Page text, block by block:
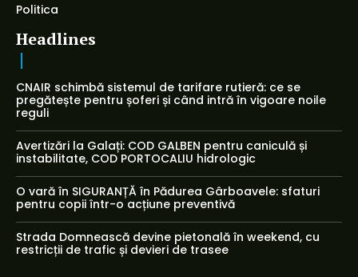
Politica
Headlines
CNAIR schimbă sistemul de tarifare rutieră: ce se
pregătește pentru șoferi și când intră în vigoare noile
reguli
Avertizări la Galați: COD GALBEN pentru caniculă și
instabilitate, COD PORTOCALIU hidrologic
O vară în SIGURANȚĂ în Pădurea Gârboavele: sfaturi
pentru copii într-o acțiune preventivă
Strada Domnească devine pietonală în weekend, cu
restricții de trafic și devieri de trasee